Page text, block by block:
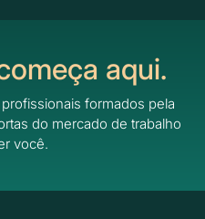
aqui.
formados pela
do mercado de trabalho
você.